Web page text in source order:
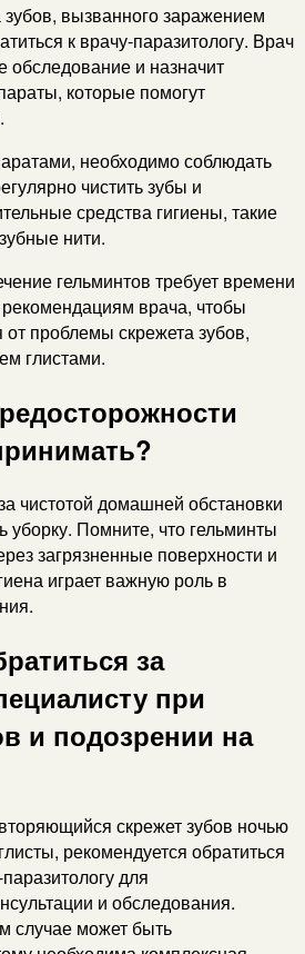
вызванного заражением
к врачу-паразитологу. Врач
обследование и назначит
которые помогут
необходимо соблюдать
чистить зубы и
средства гигиены, такие
нити.
гельминтов требует времени
врача, чтобы
от проблемы скрежета зубов,
глистами.
чистотой домашней обстановки
уборку. Помните, что гельминты
загрязненные поверхности и
играет важную роль в
за
при
и подозрении на
скрежет зубов ночью
рекомендуется обратиться
для
и обследования.
случае может быть